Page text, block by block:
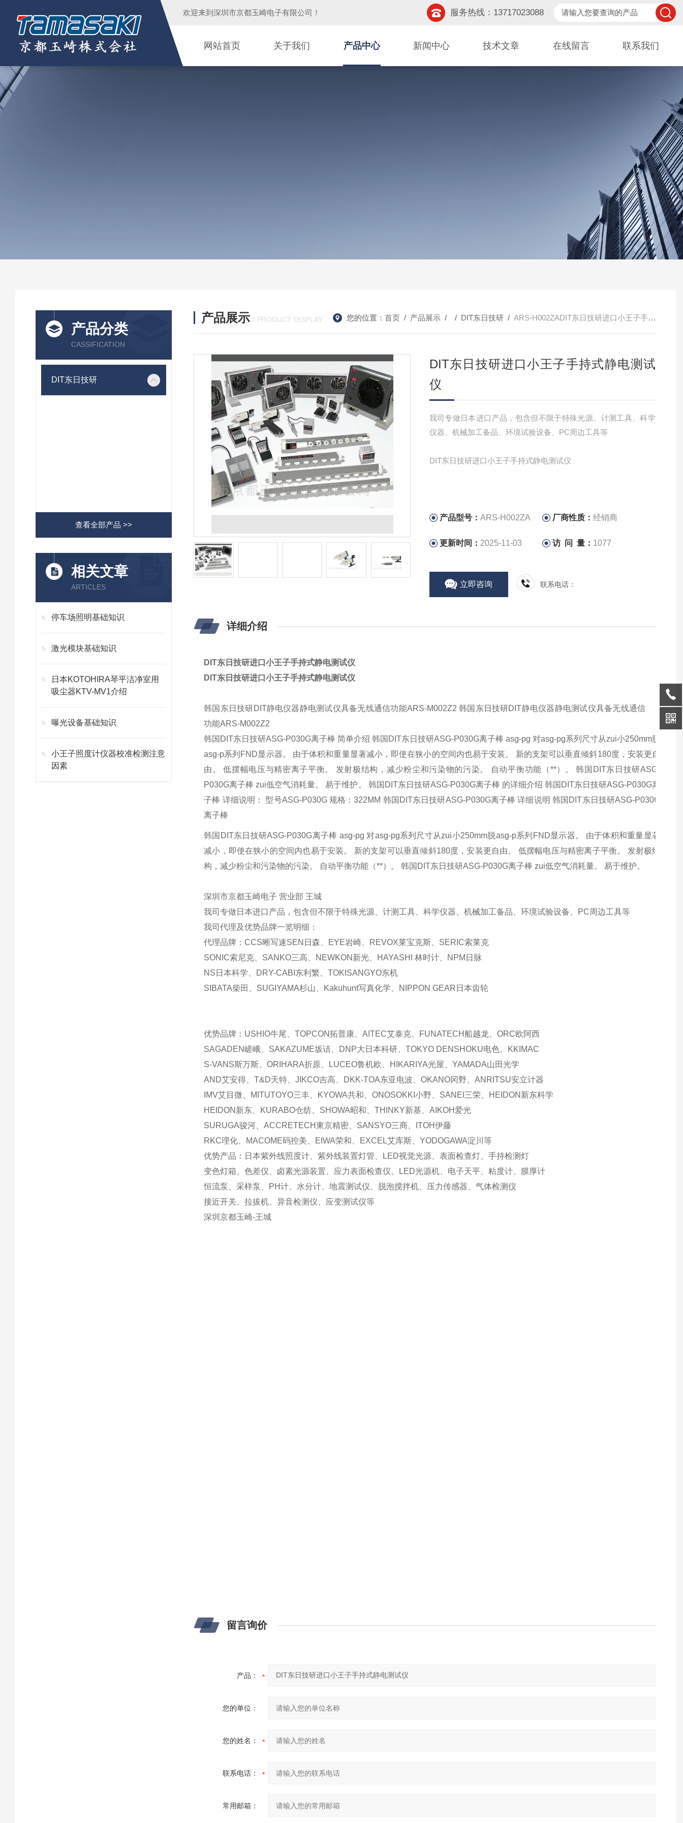
欢迎来到 深圳市京都玉崎电子有限公司 ！ 服务热线：13717023088
网站首页 关于我们 产品中心 新闻中心 技术文章 在线留言 联系我们
产品分类
CASSIFICATION
DIT东日技研
查看全部产品 >>
相关文章
ARTICLES
停车场照明基础知识
激光模块基础知识
日本KOTOHIRA琴平洁净室用
吸尘器KTV-MV1介绍
曝光设备基础知识
小王子照度计仪器校准检测注意
因素
产品展示 / PRODUCT DISPLAY 您的位置： 首页/ 产品展示/ / DIT东日技研/ ARS-H002ZADIT东日技研进口小王子手持式静电测试仪
DIT东日技研进口小王子手持式静电测试
仪
我司专做日本进口产品，包含但不限于特殊光源、计测工具、科学
仪器、机械加工备品、环境试验设备、PC周边工具等
DIT东日技研进口小王子手持式静电测试仪
产品型号： ARS-H002ZA 厂商性质：经销商
更新时间： 2025-11-03 访 问 量： 1077
立即咨询 联系电话：
详细介绍
DIT东日技研进口小王子手持式静电测试仪
DIT东日技研进口小王子手持式静电测试仪
韩国东日技研DIT静电仪器静电测试仪具备无线通信功能ARS-M002Z2 韩国东日技研DIT静电仪器静电测试仪具备无线通信
功能ARS-M002Z2
韩国DIT东日技研ASG-P030G离子棒 简单介绍 韩国DIT东日技研ASG-P030G离子棒 asg-pg 对asg-pg系列尺寸从zui小250mm脱
asg-p系列FND显示器。 由于体积和重量显著减小，即使在狭小的空间内也易于安装。 新的支架可以垂直倾斜180度，安装更自
由。 低摆幅电压与精密离子平衡。 发射极结构，减少粉尘和污染物的污染。 自动平衡功能（**）。 韩国DIT东日技研ASG-
P030G离子棒 zui低空气消耗量。 易于维护。 韩国DIT东日技研ASG-P030G离子棒 的详细介绍 韩国DIT东日技研ASG-P030G离
子棒 详细说明： 型号ASG-P030G 规格：322MM 韩国DIT东日技研ASG-P030G离子棒 详细说明 韩国DIT东日技研ASG-P030G
离子棒
韩国DIT东日技研ASG-P030G离子棒 asg-pg 对asg-pg系列尺寸从zui小250mm脱asg-p系列FND显示器。 由于体积和重量显著
减小，即使在狭小的空间内也易于安装。 新的支架可以垂直倾斜180度，安装更自由。 低摆幅电压与精密离子平衡。 发射极结
构，减少粉尘和污染物的污染。 自动平衡功能（**）。 韩国DIT东日技研ASG-P030G离子棒 zui低空气消耗量。 易于维护。
深圳市京都玉崎电子 营业部 王城
我司专做日本进口产品，包含但不限于特殊光源、计测工具、科学仪器、机械加工备品、环境试验设备、PC周边工具等
我司代理及优势品牌一览明细：
代理品牌：CCS晰写速SEN日森、EYE岩崎、REVOX莱宝克斯、SERIC索莱克
SONIC索尼克、SANKO三高、NEWKON新光、HAYASHI 林时计、NPM日脉
NS日本科学、DRY-CABI东利繁、TOKISANGYO东机
SIBATA柴田、SUGIYAMA杉山、Kakuhunt写真化学、NIPPON GEAR日本齿轮
优势品牌：USHIO牛尾、TOPCON拓普康、AITEC艾泰克、FUNATECH船越龙、ORC欧阿西
SAGADEN嵯峨、SAKAZUME坂诘、DNP大日本科研、TOKYO DENSHOKU电色、KKIMAC
S-VANS斯万斯、ORIHARA折原、LUCEO鲁机欧、HIKARIYA光屋、YAMADA山田光学
AND艾安得、T&D天特、JIKCO吉高、DKK-TOA东亚电波、OKANO冈野、ANRITSU安立计器
IMV艾目微、MITUTOYO三丰、KYOWA共和、ONOSOKKI小野、SANEI三荣、HEIDON新东科学
HEIDON新东、KURABO仓纺、SHOWA昭和、THINKY新基、AIKOH爱光
SURUGA骏河、ACCRETECH東京精密、SANSYO三商、ITOH伊藤
RKC理化、MACOME码控美、EIWA荣和、EXCEL艾库斯、YODOGAWA淀川等
优势产品：日本紫外线照度计、紫外线装置灯管、LED视觉光源、表面检查灯、手持检测灯
变色灯箱、色差仪、卤素光源装置、应力表面检查仪、LED光源机、电子天平、粘度计、膜厚计
恒流泵、采样泵、PH计、水分计、地震测试仪、脱泡搅拌机、压力传感器、气体检测仪
接近开关、拉拔机、异音检测仪、应变测试仪等
深圳京都玉崎-王城
留言询价
产品：
您的单位：
您的姓名：
联系电话：
常用邮箱：